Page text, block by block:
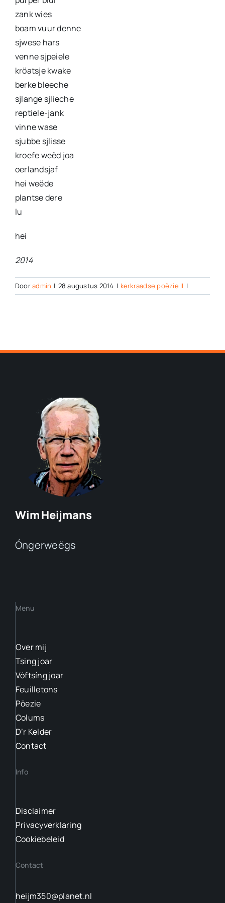
zank wies
boam vuur denne
sjwese hars
venne sjpeiele
kröatsje kwake
berke bleeche
sjlange sjlieche
reptiele-jank
vinne wase
sjubbe sjlisse
kroefe weëd joa
oerlandsjaf
hei weëde
plantse dere
lu
hei
2014
Dooradmin | 28 augustus 2014 | kerkraadse poëzie II |
Wim Heijmans
Óngerweëgs
Menu
Over mij
Tsing joar
Vóftsíng joar
Feuilletons
Pöezie
Colums
D’r Kelder
Contact
Info
Disclaimer
Privacyverklaring
Cookiebeleid
Contact
heijm350@planet.nl